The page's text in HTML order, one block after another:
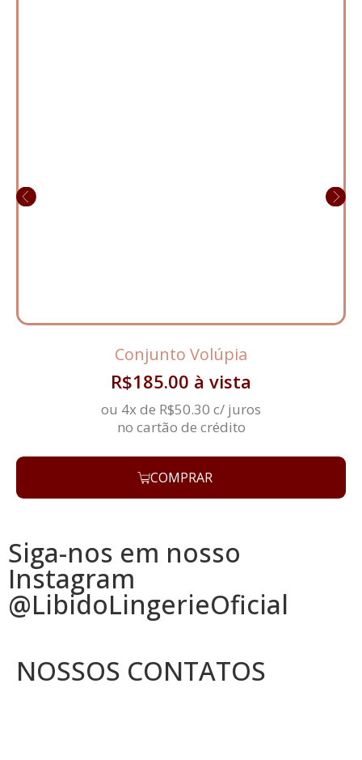
Conjunto Volúpia
R$185.00 à vista
ou 4x de R$50.30 c/ juros
no cartão de crédito
COMPRAR
Siga-nos em nosso
Instagram
@LibidoLingerieOficial
NOSSOS CONTATOS